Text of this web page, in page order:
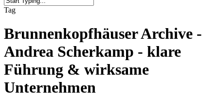
Close
Tag
Brunnenkopfhäuser Archive -
Andrea Scherkamp - klare
Führung & wirksame
Unternehmen